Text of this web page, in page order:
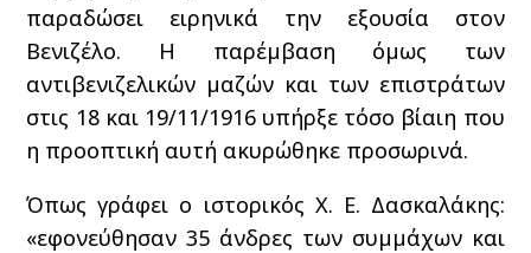
παραδώσει ειρηνικά την εξουσία στον
Βενιζέλο. Η παρέμβαση όμως των
αντιβενιζελικών μαζών και των επιστράτων
στις 18 και 19/11/1916 υπήρξε τόσο βίαιη που
η προοπτική αυτή ακυρώθηκε προσωρινά.
Όπως γράφει ο ιστορικός Χ. Ε. Δασκαλάκης:
«εφονεύθησαν 35 άνδρες των συμμάχων και